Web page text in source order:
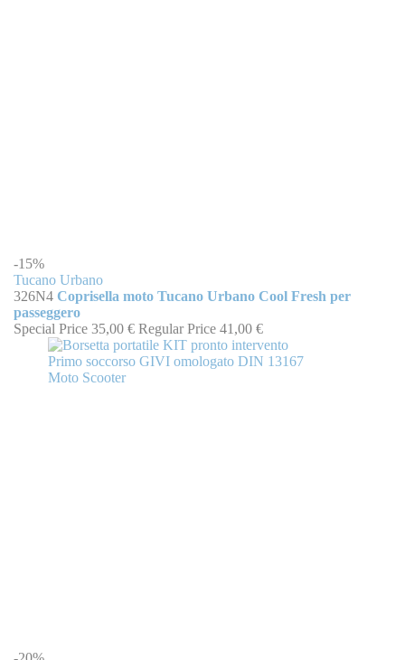
-15%
Tucano Urbano
326N4 Coprisella moto Tucano Urbano Cool Fresh per
passeggero
Special Price 35,00 € Regular Price 41,00 €